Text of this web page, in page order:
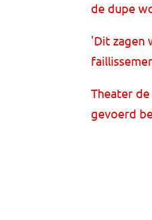
de dupe
'Dit zagen
Theater
gevoerd